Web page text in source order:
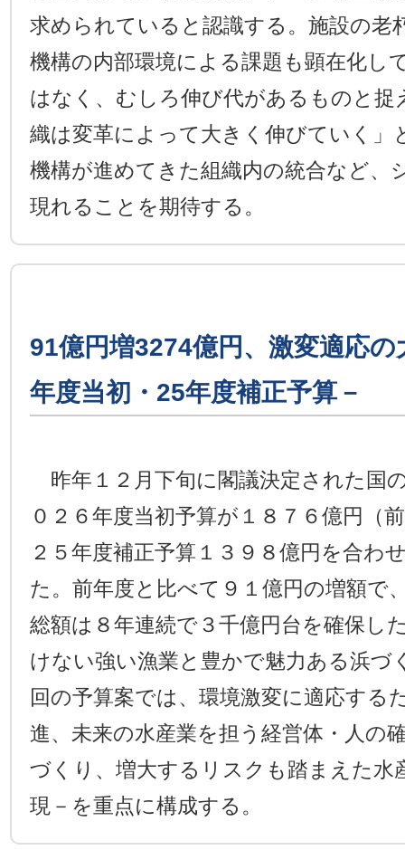
求められていると認識する。施設の老
機構の内部環境による課題も顕在化し
はなく、むしろ伸び代があるものと捉
織は変革によって大きく伸びていく」
機構が進めてきた組織内の統合など、
現れることを期待する。
91億円増3274億円、激変適応
年度当初・25年度補正予算－
昨年１２月下旬に閣議決定された国
０２６年度当初予算が１８７６億円（
２５年度補正予算１３９８億円を合わ
た。前年度と比べて９１億円の増額で
総額は８年連続で３千億円台を確保し
けない強い漁業と豊かで魅力ある浜づ
回の予算案では、環境激変に適応する
進、未来の水産業を担う経営体・人の
づくり、増大するリスクも踏まえた水
現－を重点に構成する。